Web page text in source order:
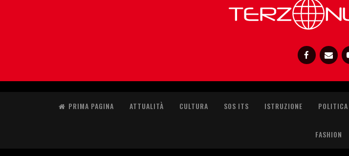
PRIMA PAGINA ATTUALITÀ CULTURA SOS ITS ISTRUZIONE POLITICA
FASHION